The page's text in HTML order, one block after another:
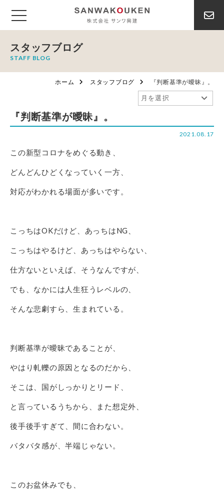
スタッフブログ
STAFF BLOG
ホーム スタッフブログ 『判断基準が曖昧』。
『判断基準が曖昧』。
2021.08.17
この新型コロナをめぐる動き、
どんどんひどくなっていく一方、
対応がわかれる場面が多いです。
こっちはOKだけど、あっちはNG、
こっちはやるけど、あっちはやらない、
仕方ないといえば、そうなんですが、
でも、なかには人生狂うレベルの、
そんな悲劇すら、生まれている。
判断基準が曖昧であることが、
やはり軋轢の原因となるのだから、
そこは、国がしっかりとリード、
と言っているうちから、また想定外、
後手後手すぎて、間に合わない。
バタバタ感が、半端じゃない。
このお盆休みでも、